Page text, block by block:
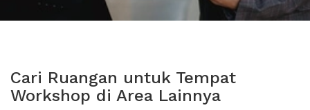
Cari Ruangan untuk Tempat
Workshop di Area Lainnya